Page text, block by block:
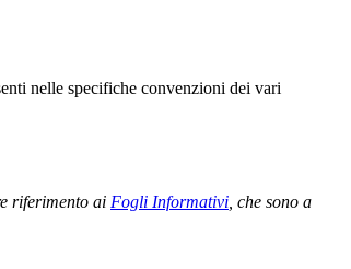
nelle specifiche convenzioni dei vari
riferimento ai Fogli Informativi , che sono a